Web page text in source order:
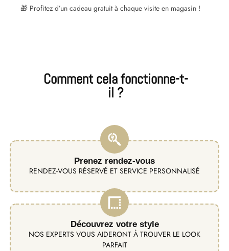
🎁 Profitez d’un cadeau gratuit à chaque visite en magasin !
Comment cela fonctionne-t-
il ?
Prenez rendez-vous
RENDEZ-VOUS RÉSERVÉ ET SERVICE PERSONNALISÉ
Découvrez votre style
NOS EXPERTS VOUS AIDERONT À TROUVER LE LOOK
PARFAIT